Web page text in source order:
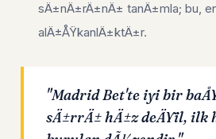
sÄ±nÄ±rÄ±nÄ± tanÄ±mla; bu,
alÄ±ÅŸkanlÄ±ktÄ±r.
"Madrid Bet'te iyi bir
sÄ±rrÄ± hÄ±z deÄŸil, ilk